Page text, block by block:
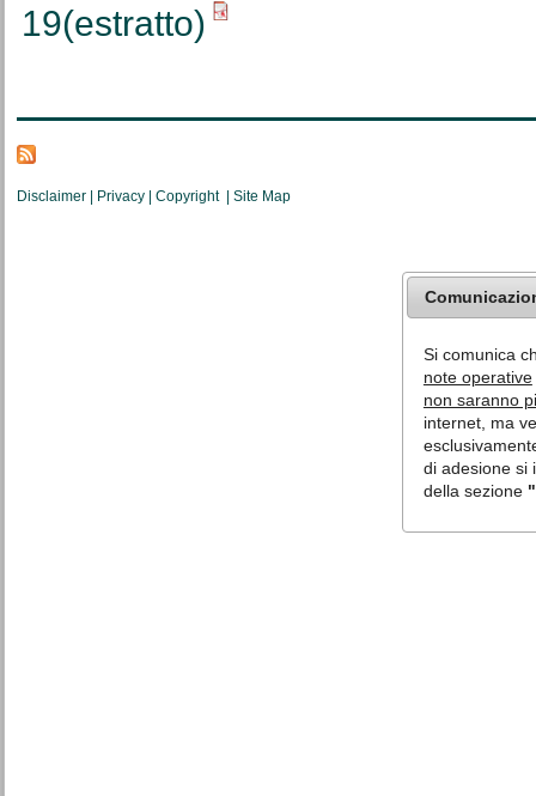
19(estratto)
Disclaimer| Privacy| Copyright | Site Map
Si comunica
note operative
non saranno
internet, ma
di adesione si
della sezione